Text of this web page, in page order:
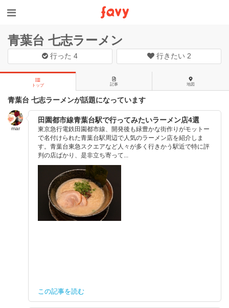
青葉台 七志ラーメン
行った4 行きたい 2
トップ 記事 地図
青葉台 七志ラーメンが話題になっています
mar
田園都市線青葉台駅で行ってみたいラーメン店4選
東京急行電鉄田園都市線、開発後も緑豊かな街作りがモットー
で名付けられた青葉台駅周辺で人気のラーメン店を紹介しま
す。青葉台東急スクエアなど人々が多く行きかう駅近で特に評
判の店ばかり、是非立ち寄って...
この記事を読む